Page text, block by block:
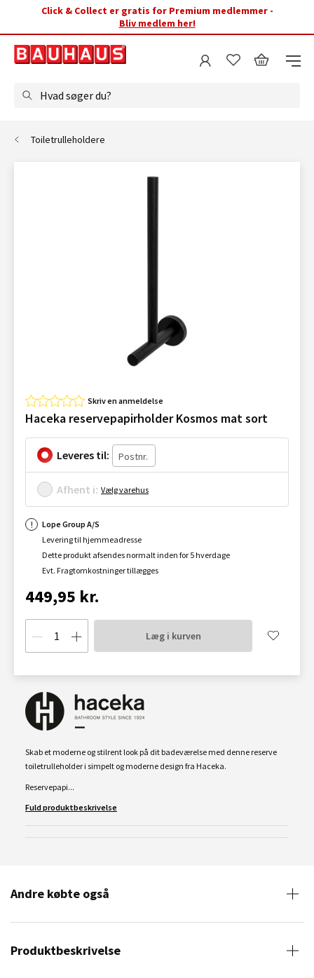
Click & Collect er gratis for Premium medlemmer -
Bliv medlem her!
Hvad søger du?
Toiletrulleholdere
Skriv en anmeldelse
Haceka reservepapirholder Kosmos mat sort
Leveres til:
Afhent i: Vælg varehus
Lope Group A/S
Levering til hjemmeadresse
Dette produkt afsendes normalt inden for 5 hverdage
Evt. Fragtomkostninger tillægges
449,95 kr.
Læg i kurven
Skab et moderne og stilrent look på dit badeværelse med denne reserve
toiletrulleholder i simpelt og moderne design fra Haceka.
Reservepapi...
Fuld produktbeskrivelse
Andre købte også
Produktbeskrivelse